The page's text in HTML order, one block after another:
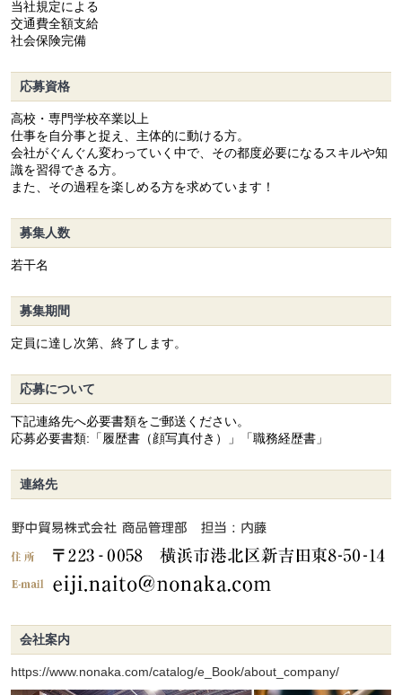
当社規定による
交通費全額支給
社会保険完備
応募資格
高校・専門学校卒業以上
仕事を自分事と捉え、主体的に動ける方。
会社がぐんぐん変わっていく中で、その都度必要になるスキルや知
識を習得できる方。
また、その過程を楽しめる方を求めています！
募集人数
若干名
募集期間
定員に達し次第、終了します。
応募について
下記連絡先へ必要書類をご郵送ください。
応募必要書類:「履歴書（顔写真付き）」「職務経歴書」
連絡先
会社案内
https://www.nonaka.com/catalog/e_Book/about_company/